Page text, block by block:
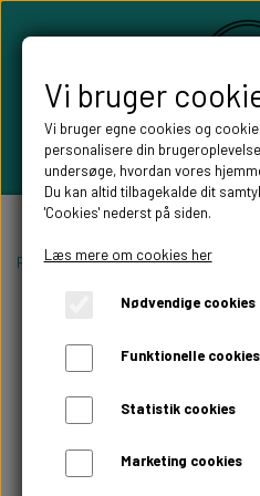
DÅBSGAVER/
SKILTE TIL
WILLOW
WILLOW TREE
Forside Willow Tree figurer
Vi bruger
Vi bruger egne cookies og
personalisere din
undersøge, hvordan vores
Du kan altid tilbagekalde dit
'Cookies' nederst på siden.
Læs mere om cookies her
Nødvendige cookies
Funktionelle cookies
Statistik cookies
Marketing cookies